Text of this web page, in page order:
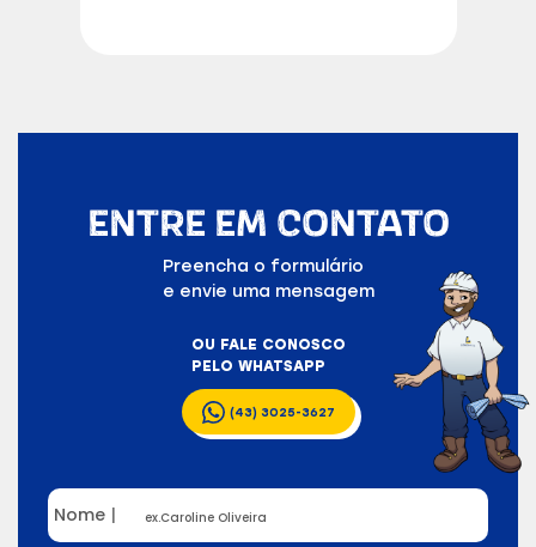
ENTRE EM CONTATO
Preencha o formulário
e envie uma mensagem
OU FALE CONOSCO
PELO WHATSAPP
(43) 3025-3627
Nome |